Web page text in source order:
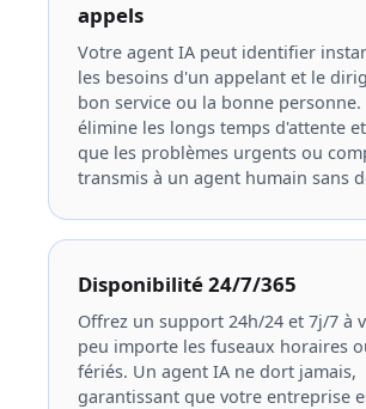
appels
Votre agent IA peut identifier
les besoins d'un appelant et le
bon service ou la bonne personne.
élimine les longs temps d'attente
que les problèmes urgents ou
transmis à un agent humain sans
Disponibilité 24/7/365
Offrez un support 24h/24 et 7j/7 à
peu importe les fuseaux horaires
fériés. Un agent IA ne dort jamais,
garantissant que votre entreprise